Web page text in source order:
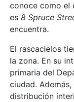
conoce como el
es 8 Spruce
encuentra.
El rascacielos
la zona. En su
primaria del
ciudad.
distribución